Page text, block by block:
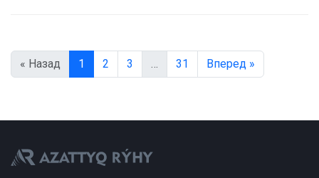
« Назад 1 2 3 31 Вперед »